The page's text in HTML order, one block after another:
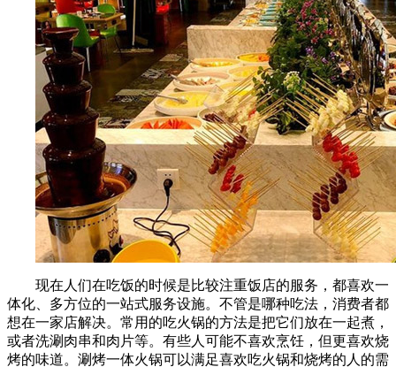
现在人们在吃饭的时候是比较注重饭店的服务，都喜欢一
体化、多方位的一站式服务设施。不管是哪种吃法，消费者都
想在一家店解决。常用的吃火锅的方法是把它们放在一起煮，
或者洗涮肉串和肉片等。有些人可能不喜欢烹饪，但更喜欢烧
烤的味道。涮烤一体火锅可以满足喜欢吃火锅和烧烤的人的需